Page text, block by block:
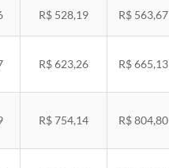
R$ 528,19 R$ 563,67
R$ 623,26 R$ 665,13
R$ 754,14 R$ 804,80